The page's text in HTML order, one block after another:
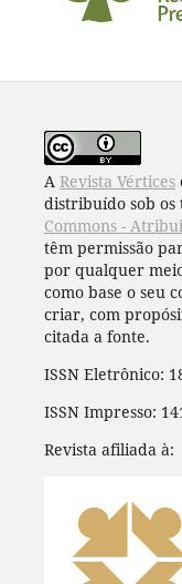
A Revista Vértices
distribuído sob os
Commons -
têm permissão
por qualquer
como base o seu
criar, com
citada a fonte.
ISSN Eletrônico:
ISSN Impresso:
Revista afiliada à: